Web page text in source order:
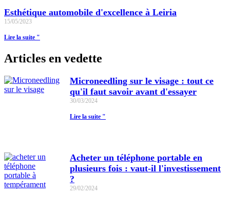
Esthétique automobile d'excellence à Leiria
15/05/2023
Lire la suite "
Articles en vedette
Microneedling sur le visage : tout ce
qu'il faut savoir avant d'essayer
30/03/2024
Lire la suite "
Acheter un téléphone portable en
plusieurs fois : vaut-il l'investissement
?
29/02/2024